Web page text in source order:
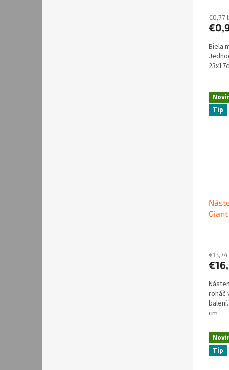
€0,77
Biela
Tip
roháč
cm
Tip